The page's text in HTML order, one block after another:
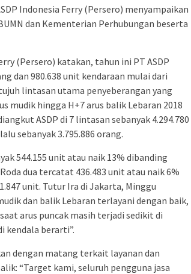
Indonesia Ferry (Persero) menyampaikan
dan Kementerian Perhubungan beserta
(Persero) katakan, tahun ini PT ASDP
dan 980.638 unit kendaraan mulai dari
lintasan utama penyeberangan yang
mudik hingga H+7 arus balik Lebaran 2018
ASDP di 7 lintasan sebanyak 4.294.780
sebanyak 3.795.886 orang.
544.155 unit atau naik 13% dibanding
dua tercatat 436.483 unit atau naik 6%
unit. Tutur Ira di Jakarta, Minggu
dan balik Lebaran terlayani dengan baik,
arus puncak masih terjadi sedikit di
kendala berarti”.
dengan matang terkait layanan dan
“Target kami, seluruh pengguna jasa